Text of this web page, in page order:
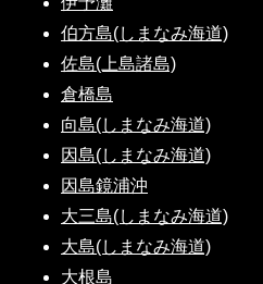
伯方島(しまなみ海道)
佐島(上島諸島)
倉橋島
向島(しまなみ海道)
因島(しまなみ海道)
因島鏡浦沖
大三島(しまなみ海道)
大島(しまなみ海道)
大根島